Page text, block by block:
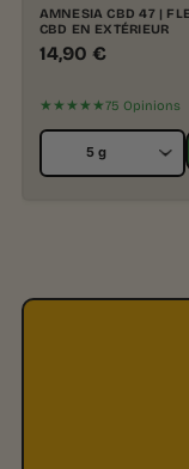
AMNESIA CBD 47 |
CBD EN EXTÉRIEUR
14,90 €
★★★★★75 Opinions